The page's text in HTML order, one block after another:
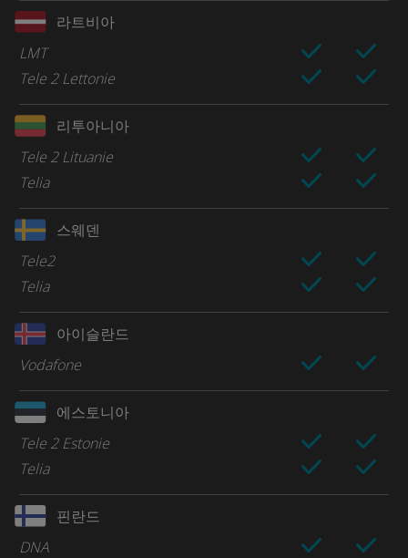
라트비아
LMT
Tele 2 Lettonie
리투아니아
Tele 2 Lituanie
Telia
스웨덴
Tele2
Telia
아이슬란드
Vodafone
에스토니아
Tele 2 Estonie
Telia
핀란드
DNA